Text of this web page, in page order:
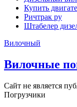
Купить
Ричтрак ру
Штабелер
Вилочный
Вилочные
Сайт не является
Погрузчики